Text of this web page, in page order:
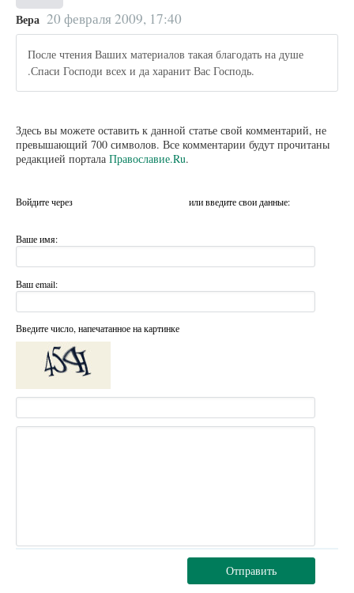
Вера 20 февраля 2009, 17:40
После чтения Ваших материалов такая благодать на душе
.Спаси Господи всех и да харанит Вас Господь.
Здесь вы можете оставить к данной статье свой комментарий, не
превышающий 700 символов. Все комментарии будут прочитаны
редакцией портала Православие.Ru.
Войдите через или введите свои данные:
Ваше имя:
Ваш email:
Введите число, напечатанное на картинке
Отправить